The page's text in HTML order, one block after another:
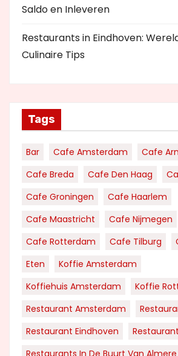
Saldo en Inleveren
Restaurants in Eindhoven:
Culinaire Tips
Tags
Bar Cafe Amsterdam
Cafe
Cafe Breda
Cafe Den Haag
Cafe Groningen
Cafe Haarlem
Cafe Maastricht
Cafe Nijmegen
Cafe Rotterdam
Cafe Tilburg
Eten
Koffie Amsterdam
Koffiehuis Amsterdam
Koffie
Restaurant Amsterdam
Restaurant Eindhoven
Restaurants In De Buurt Van Almere